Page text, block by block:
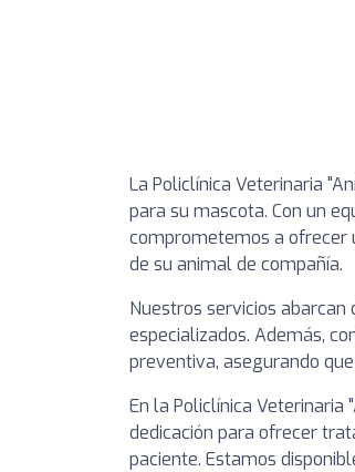
La Policlínica Veterinaria
para su mascota. Con un
comprometemos a ofrecer
de su animal de compañía.
Nuestros servicios
especializados. Además,
preventiva, asegurando
En la Policlínica Veterinaria
dedicación para ofrecer
paciente. Estamos